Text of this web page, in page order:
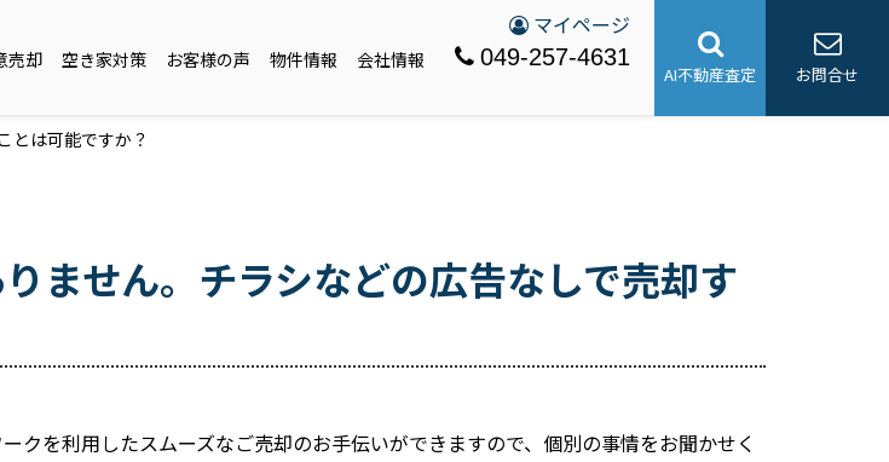
売却 空き家対策 お客様の声 物件情報 会社情報
マイページ
049-257-4631
AI不動産査定 お問合せ
とは可能ですか？
ません。チラシなどの広告なしで売却す
クを利用したスムーズなご売却のお手伝いができますので、個別の事情をお聞かせく